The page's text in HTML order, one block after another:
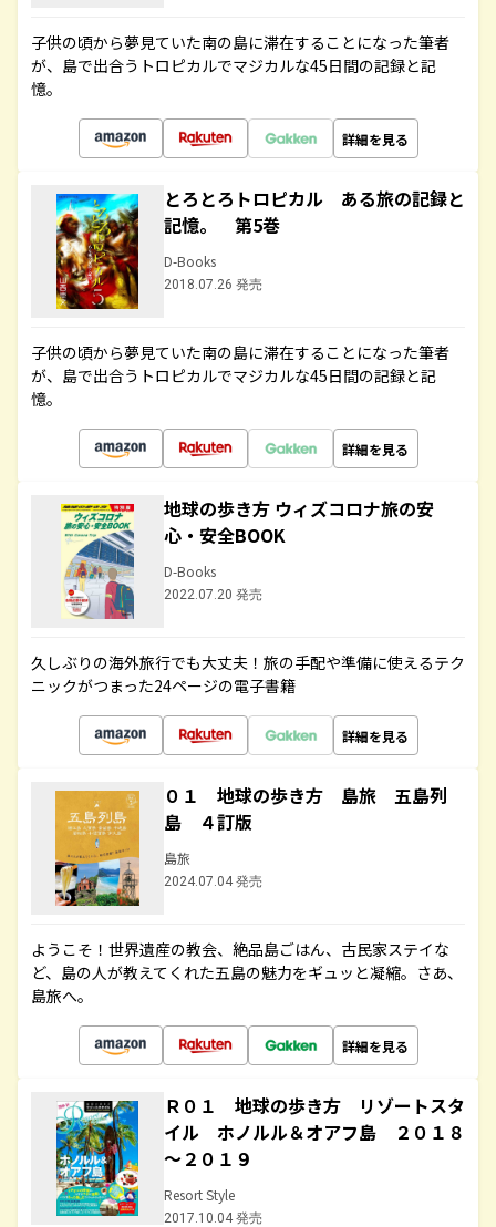
子供の頃から夢見ていた南の島に滞在することになった筆者
が、島で出合うトロピカルでマジカルな45日間の記録と記
憶。
詳細を見る
とろとろトロピカル ある旅の記録と
記憶。 第5巻
D-Books
2018.07.26 発売
子供の頃から夢見ていた南の島に滞在することになった筆者
が、島で出合うトロピカルでマジカルな45日間の記録と記
憶。
詳細を見る
地球の歩き方 ウィズコロナ旅の安
心・安全BOOK
D-Books
2022.07.20 発売
久しぶりの海外旅行でも大丈夫！旅の手配や準備に使えるテク
ニックがつまった24ページの電子書籍
詳細を見る
０１ 地球の歩き方 島旅 五島列
島 ４訂版
島旅
2024.07.04 発売
ようこそ！世界遺産の教会、絶品島ごはん、古民家ステイな
ど、島の人が教えてくれた五島の魅力をギュッと凝縮。さあ、
島旅へ。
詳細を見る
Ｒ０１ 地球の歩き方 リゾートスタ
イル ホノルル＆オアフ島 ２０１８
～２０１９
Resort Style
2017.10.04 発売